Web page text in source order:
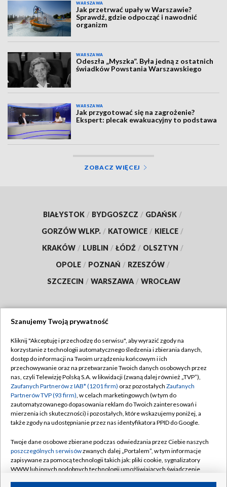
WARSZAWA
Jak przetrwać upały w Warszawie?
Sprawdź, gdzie odpocząć i nawodnić
organizm
WARSZAWA
Odeszła „Myszka”. Była jedną z ostatnich
świadków Powstania Warszawskiego
WARSZAWA
Jak przygotować się na zagrożenie?
Ekspert: plecak ewakuacyjny to podstawa
ZOBACZ WIĘCEJ
BIAŁYSTOK / BYDGOSZCZ / GDAŃSK /
GORZÓW WLKP. / KATOWICE / KIELCE /
KRAKÓW / LUBLIN / ŁÓDŹ / OLSZTYN /
OPOLE / POZNAŃ / RZESZÓW /
SZCZECIN / WARSZAWA / WROCŁAW
TVP
Abonament TVP
Emisja w TVP
Centrum informacji TVP
Naziemna Telewizja Cyfrowa
Rada Programowa
System NOS
Informacje o nadawcy
Regulamin TVP
Polityka prywatności
Moje zgody
Pomoc
Kontakt
Kanały
Szanujemy Twoją prywatność
Kliknij "Akceptuję i przechodzę do serwisu", aby wyrazić zgody na
korzystanie z technologii automatycznego śledzenia i zbierania danych,
dostęp do informacji na Twoim urządzeniu końcowym i ich
przechowywanie oraz na przetwarzanie Twoich danych osobowych przez
nas, czyli Telewizję Polską S.A. w likwidacji (zwaną dalej również „TVP”),
Zaufanych Partnerów z IAB* (1201 firm) oraz pozostałych Zaufanych
Partnerów TVP (93 firm), w celach marketingowych (w tym do
zautomatyzowanego dopasowania reklam do Twoich zainteresowań i
mierzenia ich skuteczności) i pozostałych, które wskazujemy poniżej, a
także zgody na udostępnianie przez nas identyfikatora PPID do Google.
Twoje dane osobowe zbierane podczas odwiedzania przez Ciebie naszych
poszczególnych serwisówzwanych dalej „Portalem”, w tym informacje
zapisywane za pomocą technologii takich jak: pliki cookie, sygnalizatory
WWW lub innych podobnych technologii umożliwiających świadczenie